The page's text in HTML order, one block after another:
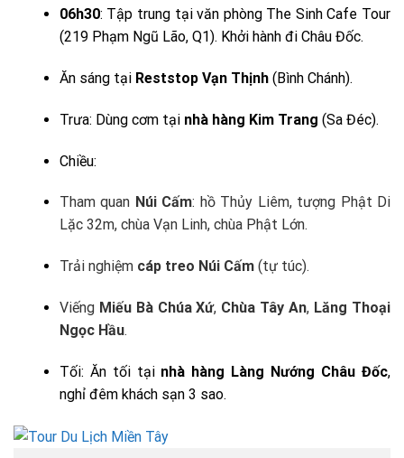
06h30: Tập trung tại văn phòng The Sinh Cafe Tour
(219 Phạm Ngũ Lão, Q1). Khởi hành đi Châu Đốc.
Ăn sáng tại Reststop Vạn Thịnh(Bình Chánh).
Trưa: Dùng cơm tại nhà hàng Kim Trang (Sa Đéc).
Chiều:
Tham quan Núi Cấm: hồ Thủy Liêm, tượng Phật Di
Lặc 32m, chùa Vạn Linh, chùa Phật Lớn.
Trải nghiệm cáp treo Núi Cấm(tự túc).
Viếng Miếu Bà Chúa Xứ, Chùa Tây An, Lăng Thoại
Ngọc Hầu.
Tối: Ăn tối tại nhà hàng Làng Nướng Châu Đốc,
nghỉ đêm khách sạn 3 sao.